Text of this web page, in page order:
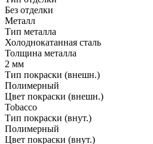
Без отделки
Металл
Тип металла
Холоднокатанная сталь
Толщина металла
2 мм
Тип покраски (внешн.)
Полимерный
Цвет покраски (внешн.)
Tobacco
Тип покраски (внут.)
Полимерный
Цвет покраски (внут.)